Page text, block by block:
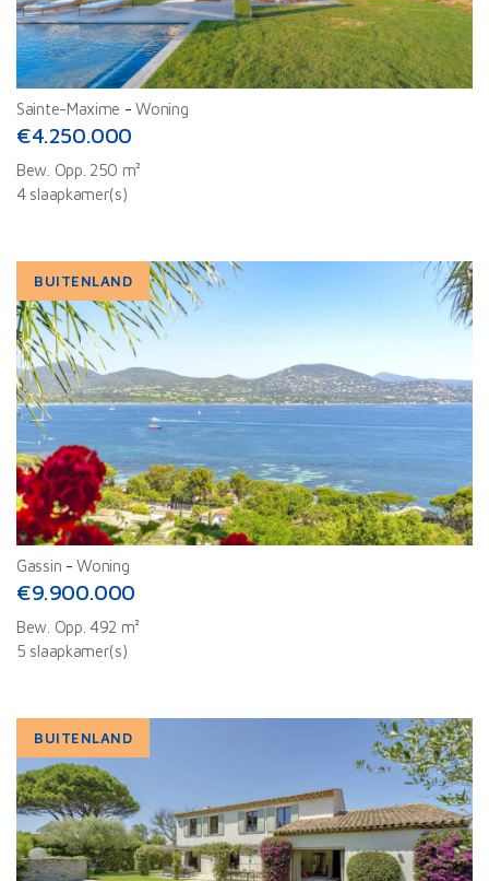
Sainte-Maxime -Woning
€4.250.000
Bew. Opp. 250 m²
4 slaapkamer(s)
BUITENLAND
Gassin -Woning
€9.900.000
Bew. Opp. 492 m²
5 slaapkamer(s)
BUITENLAND